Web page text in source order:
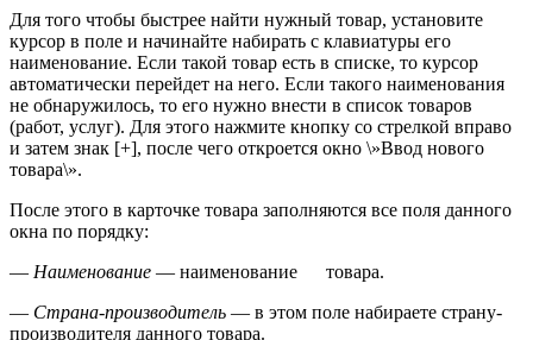
Для того чтобы быстрее найти нужный товар, установите
курсор в поле и начинайте набирать с клавиатуры его
наименование. Если такой товар есть в списке, то курсор
автоматически перейдет на него. Если такого наименования
не обнаружилось, то его нужно внести в список товаров
(работ, услуг). Для этого нажмите кнопку со стрелкой вправо
и затем знак [+], после чего откроется окно \»Ввод нового
товара\».
После этого в карточке товара заполняются все поля данного
окна по порядку:
— Наименование — наименование товара.
— Страна-производитель — в этом поле набираете страну-
производителя данного товара.